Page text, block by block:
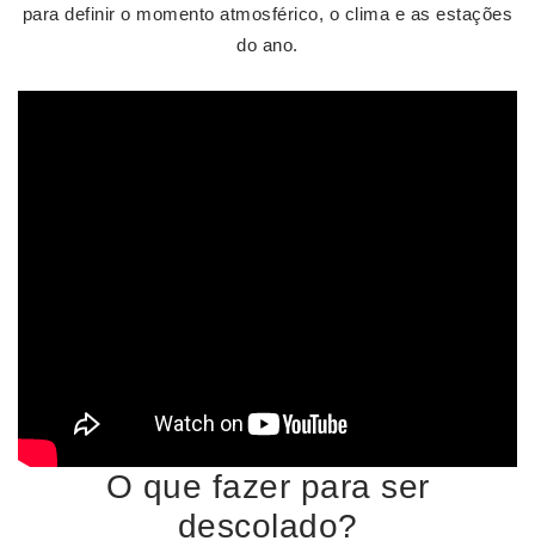
para definir o momento atmosférico, o clima e as estações
do ano.
O que fazer para ser
descolado?